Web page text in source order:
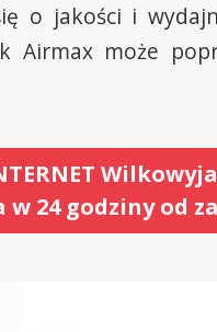
o jakości i
Airmax może
Wilkowyja
24 godziny od